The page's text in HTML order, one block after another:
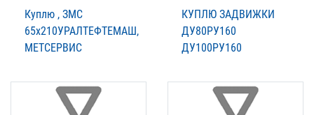
Куплю , ЗМС
65х210УРАЛТЕФТЕМАШ,
МЕТСЕРВИС
КУПЛЮ ЗАДВИЖКИ
ДУ80РУ160
ДУ100РУ160